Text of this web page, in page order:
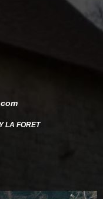
LA FORET